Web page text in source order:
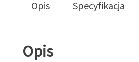
Opis Specyfikacja
Opis